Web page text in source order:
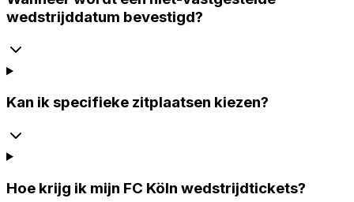
wedstrijddatum bevestigd?
Kan ik specifieke zitplaatsen kiezen?
Hoe krijg ik mijn FC Köln wedstrijdtickets?